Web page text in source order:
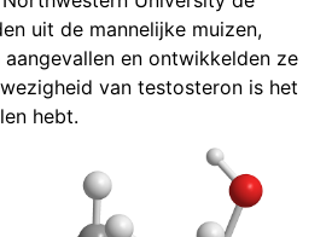
uit de mannelijke muizen,
en ontwikkelden ze
van testosteron is het
hebt.